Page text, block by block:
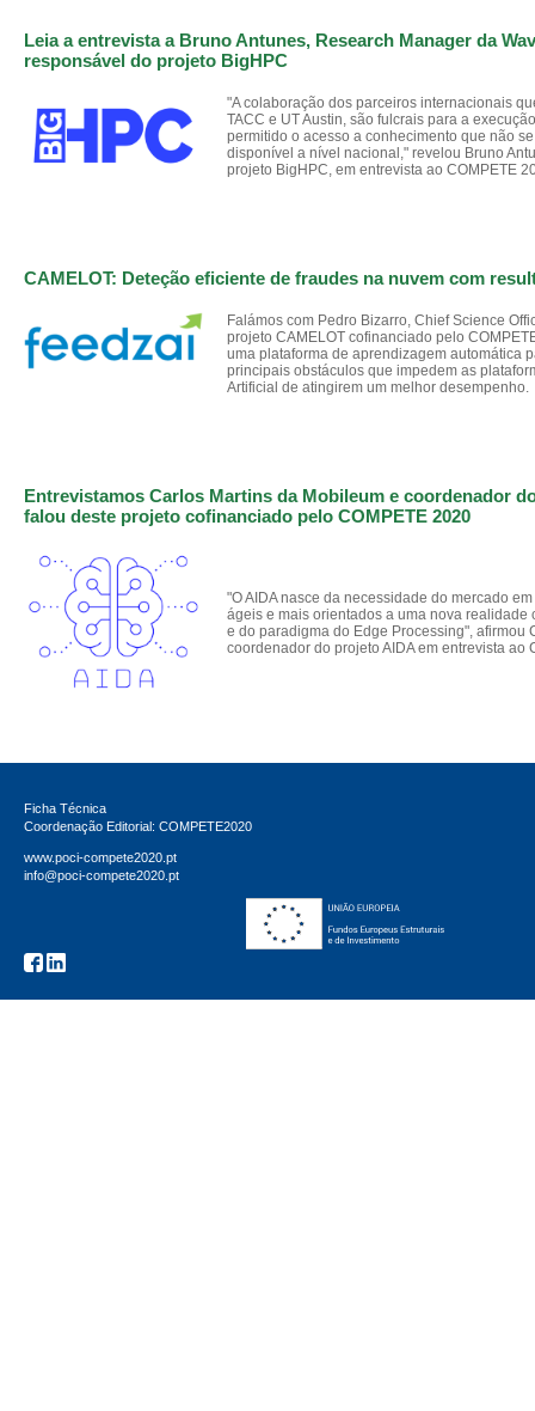
Leia a entrevista a Bruno Antunes, Research Manager da
responsável do projeto BigHPC
"A colaboração dos parceiros internacionais
TACC e UT Austin, são fulcrais para a
permitido o acesso a conhecimento que não
disponível a nível nacional," revelou Bruno
projeto BigHPC, em entrevista ao COMPETE
CAMELOT: Deteção eficiente de fraudes na nuvem com
Falámos com Pedro Bizarro, Chief Science
projeto CAMELOT cofinanciado pelo
uma plataforma de aprendizagem automática
principais obstáculos que impedem as
Artificial de atingirem um melhor desempenho.
Entrevistamos Carlos Martins da Mobileum e coordenador
falou deste projeto cofinanciado pelo COMPETE 2020
"O AIDA nasce da necessidade do mercado
ágeis e mais orientados a uma nova realidade
e do paradigma do Edge Processing", afirmou
coordenador do projeto AIDA em entrevista ao
Ficha Técnica
Coordenação Editorial: COMPETE2020
www.poci-compete2020.pt
info@poci-compete2020.pt